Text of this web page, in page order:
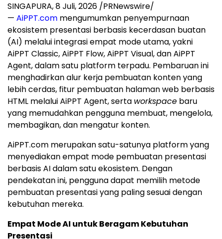
SINGAPURA,8 Juli, 2026 /PRNewswire/
— AiPPT.com mengumumkan penyempurnaan
ekosistem presentasi berbasis kecerdasan buatan
(AI) melalui integrasi empat mode utama, yakni
AiPPT Classic, AiPPT Flow, AiPPT Visual, dan AiPPT
Agent, dalam satu platform terpadu. Pembaruan ini
menghadirkan alur kerja pembuatan konten yang
lebih cerdas, fitur pembuatan halaman web berbasis
HTML melalui AiPPT Agent, serta workspace baru
yang memudahkan pengguna membuat, mengelola,
membagikan, dan mengatur konten.
AiPPT.com merupakan satu-satunya platform yang
menyediakan empat mode pembuatan presentasi
berbasis AI dalam satu ekosistem. Dengan
pendekatan ini, pengguna dapat memilih metode
pembuatan presentasi yang paling sesuai dengan
kebutuhan mereka.
Empat Mode AI untuk Beragam Kebutuhan
Presentasi